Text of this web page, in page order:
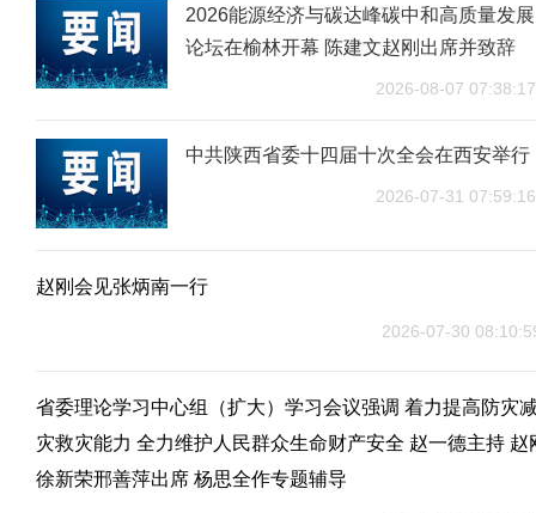
2026能源经济与碳达峰碳中和高质量发展
论坛在榆林开幕 陈建文赵刚出席并致辞
2026-08-07 07:38:17
中共陕西省委十四届十次全会在西安举行
2026-07-31 07:59:16
赵刚会见张炳南一行
2026-07-30
省委理论学习中心组（扩大）学习会议强调 着力提高防灾
灾救灾能力 全力维护人民群众生命财产安全 赵一德主持 赵
徐新荣邢善萍出席 杨思全作专题辅导